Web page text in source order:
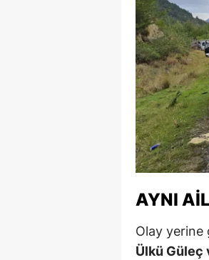
AYNI
Olay yerine
Ülkü Güleç